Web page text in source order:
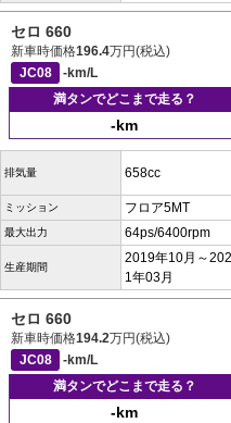
セロ 660
新車時価格196.4万円(税込)
JC08
-km/L
満タンでどこまで走る？
-km
排気量 658cc
ミッション フロア5MT
最大出力 64ps/6400rpm
生産期間
2019年10月～202
1年03月
セロ 660
新車時価格194.2万円(税込)
JC08
-km/L
満タンでどこまで走る？
-km